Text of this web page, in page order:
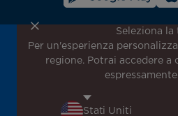
Iscriviti alla nostra newsletter
notizie!
Ricevi per primo tutte le nostre
per il tuo prossimo viaggio!
Seleziona la
Per un'esperienza
regione. Potrai accedere a